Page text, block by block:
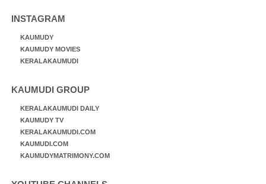
INSTAGRAM
KAUMUDY
KAUMUDY MOVIES
KERALAKAUMUDI
KAUMUDI GROUP
KERALAKAUMUDI DAILY
KAUMUDY TV
KERALAKAUMUDI.COM
KAUMUDI.COM
KAUMUDYMATRIMONY.COM